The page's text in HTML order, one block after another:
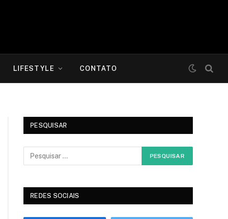
LIFESTYLE CONTATO
PESQUISAR
REDES SOCIAIS